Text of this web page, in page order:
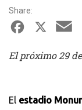
Share:
X
El próximo 29
El estadio